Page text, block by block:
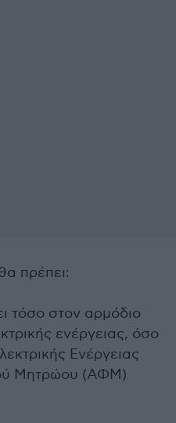
πρέπει:
τόσο στον αρμόδιο
ενέργειας, όσο
Ενέργειας
Μητρώου (ΑΦΜ)